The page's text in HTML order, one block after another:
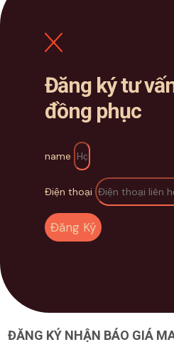
Đăng ký tư
đồng phục
name
Điện thoại
Đăng Ký
ĐĂNG KÝ NHẬN BÁO GIÁ